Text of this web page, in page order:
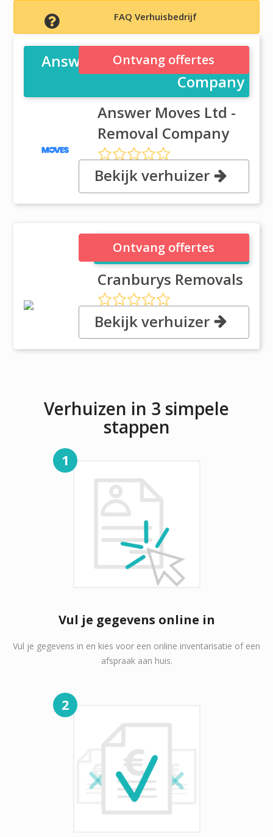
FAQ Verhuisbedrijf
Answer Moves Ltd - Removal
Company
Answer Moves Ltd -
Removal Company
26 Chicken Hall Lane, SO50 6RP
Eastleigh
Ontvang offertes
Bekijk verhuizer
Cranburys Removals
Cranburys Removals
, Oak Cottage, SO50 7DB
EASTLEIGH
Ontvang offertes
Bekijk verhuizer
Verhuizen in 3 simpele
stappen
1
Vul je gegevens online in
Vul je gegevens in en kies voor een online inventarisatie of een
afspraak aan huis.
2